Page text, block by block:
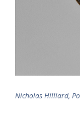
Nicholas Hilliard,